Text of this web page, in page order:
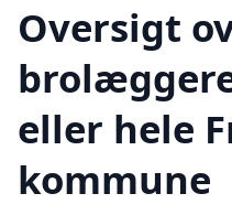
Oversigt
eller hele
kommune